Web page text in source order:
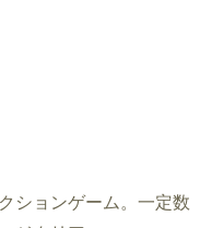
ションゲーム。一定数